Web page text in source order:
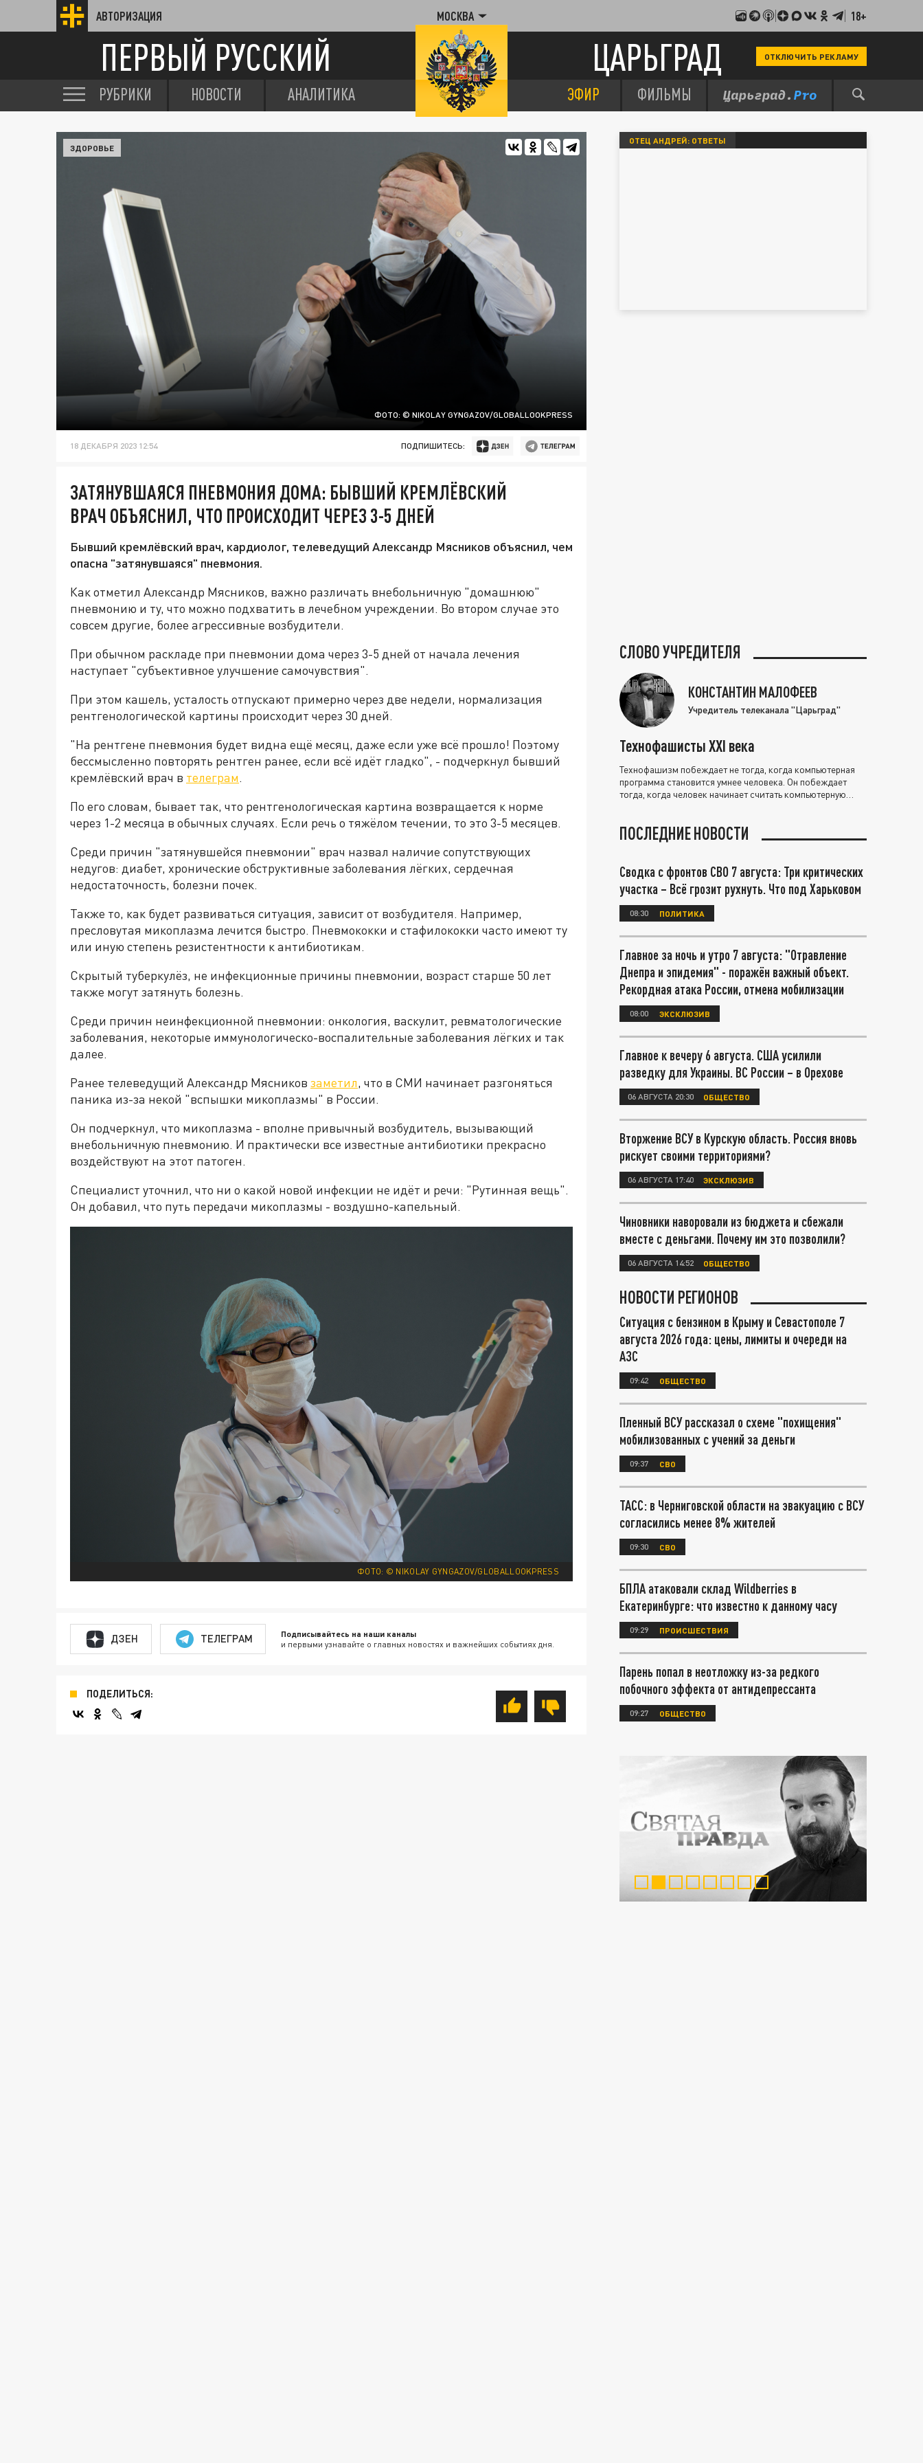
АВТОРИЗАЦИЯ МОСКВА 18+
ПЕРВЫЙ РУССКИЙ ЦАРЬГРАД ОТКЛЮЧИТЬ РЕКЛАМУ
РУБРИКИ НОВОСТИ АНАЛИТИКА ЭФИР ФИЛЬМЫ
ФОТО: © NIKOLAY GYNGAZOV/GLOBALLOOKPRESS
ЗДОРОВЬЕ
18 ДЕКАБРЯ 2023 12:54 ПОДПИШИТЕСЬ:
ЗАТЯНУВШАЯСЯ ПНЕВМОНИЯ ДОМА: БЫВШИЙ КРЕМЛЁВСКИЙ
ВРАЧ ОБЪЯСНИЛ, ЧТО ПРОИСХОДИТ ЧЕРЕЗ 3-5 ДНЕЙ
Бывший кремлёвский врач, кардиолог, телеведущий Александр Мясников объяснил, чем
опасна "затянувшаяся" пневмония.
Как отметил Александр Мясников, важно различать внебольничную "домашнюю"
пневмонию и ту, что можно подхватить в лечебном учреждении. Во втором случае это
совсем другие, более агрессивные возбудители.
При обычном раскладе при пневмонии дома через 3-5 дней от начала лечения
наступает "субъективное улучшение самочувствия".
При этом кашель, усталость отпускают примерно через две недели, нормализация
рентгенологической картины происходит через 30 дней.
"На рентгене пневмония будет видна ещё месяц, даже если уже всё прошло! Поэтому
бессмысленно повторять рентген ранее, если всё идёт гладко", - подчеркнул бывший
кремлёвский врач в телеграм.
По его словам, бывает так, что рентгенологическая картина возвращается к норме
через 1-2 месяца в обычных случаях. Если речь о тяжёлом течении, то это 3-5 месяцев.
Среди причин "затянувшейся пневмонии" врач назвал наличие сопутствующих
недугов: диабет, хронические обструктивные заболевания лёгких, сердечная
недостаточность, болезни почек.
Также то, как будет развиваться ситуация, зависит от возбудителя. Например,
пресловутая микоплазма лечится быстро. Пневмококки и стафилококки часто имеют ту
или иную степень резистентности к антибиотикам.
Скрытый туберкулёз, не инфекционные причины пневмонии, возраст старше 50 лет
также могут затянуть болезнь.
Среди причин неинфекционной пневмонии: онкология, васкулит, ревматологические
заболевания, некоторые иммунологическо-воспалительные заболевания лёгких и так
далее.
Ранее телеведущий Александр Мясников заметил, что в СМИ начинает разгоняться
паника из-за некой "вспышки микоплазмы" в России.
Он подчеркнул, что микоплазма - вполне привычный возбудитель, вызывающий
внебольничную пневмонию. И практически все известные антибиотики прекрасно
воздействуют на этот патоген.
Специалист уточнил, что ни о какой новой инфекции не идёт и речи: "Рутинная вещь".
Он добавил, что путь передачи микоплазмы - воздушно-капельный.
ФОТО: © NIKOLAY GYNGAZOV/GLOBALLOOKPRESS
ДЗЕН ТЕЛЕГРАМ Подписывайтесь на наши каналы
и первыми узнавайте о главных новостях и важнейших событиях дня.
ПОДЕЛИТЬСЯ:
ОТЕЦ АНДРЕЙ: ОТВЕТЫ
СЛОВО УЧРЕДИТЕЛЯ
КОНСТАНТИН МАЛОФЕЕВ
Учредитель телеканала "Царьград"
Технофашисты XXI века
Технофашизм побеждает не тогда, когда компьютерная
программа становится умнее человека. Он побеждает
тогда, когда человек начинает считать компьютерную
ПОСЛЕДНИЕ НОВОСТИ
Сводка с фронтов СВО 7 августа: Три критических
участка – Всё грозит рухнуть. Что под Харьковом
08:30 ПОЛИТИКА
Главное за ночь и утро 7 августа: "Отравление
Днепра и эпидемия" - поражён важный объект.
Рекордная атака России, отмена мобилизации
08:00 ЭКСКЛЮЗИВ
Главное к вечеру 6 августа. США усилили
разведку для Украины. ВС России – в Орехове
06 АВГУСТА 20:30 ОБЩЕСТВО
Вторжение ВСУ в Курскую область. Россия вновь
рискует своими территориями?
06 АВГУСТА 17:40 ЭКСКЛЮЗИВ
Чиновники наворовали из бюджета и сбежали
вместе с деньгами. Почему им это позволили?
06 АВГУСТА 14:52 ОБЩЕСТВО
НОВОСТИ РЕГИОНОВ
Ситуация с бензином в Крыму и Севастополе 7
августа 2026 года: цены, лимиты и очереди на
АЗС
09:42 ОБЩЕСТВО
Пленный ВСУ рассказал о схеме "похищения"
мобилизованных с учений за деньги
09:37 СВО
ТАСС: в Черниговской области на эвакуацию с ВСУ
согласились менее 8% жителей
09:30 СВО
БПЛА атаковали склад Wildberries в
Екатеринбурге: что известно к данному часу
09:29 ПРОИСШЕСТВИЯ
Парень попал в неотложку из-за редкого
побочного эффекта от антидепрессанта
09:27 ОБЩЕСТВО